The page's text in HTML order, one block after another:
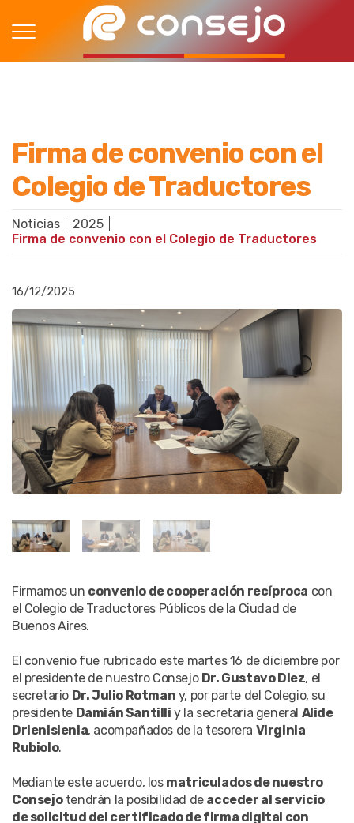
Firma de convenio con el
Colegio de Traductores
Noticias
2025
Firma de convenio con el Colegio de Traductores
16/12/2025
Firmamos un convenio de cooperación recíproca con
el Colegio de Traductores Públicos de la Ciudad de
Buenos Aires.
El convenio fue rubricado este martes 16 de diciembre por
el presidente de nuestro Consejo Dr. Gustavo Diez, el
secretario Dr. Julio Rotman y, por parte del Colegio, su
presidente Damián Santilli y la secretaria general Alide
Drienisienia, acompañados de la tesorera Virginia
Rubiolo.
Mediante este acuerdo, los matriculados de nuestro
Consejotendrán la posibilidad de acceder al servicio
de solicitud del certificado de firma digital con